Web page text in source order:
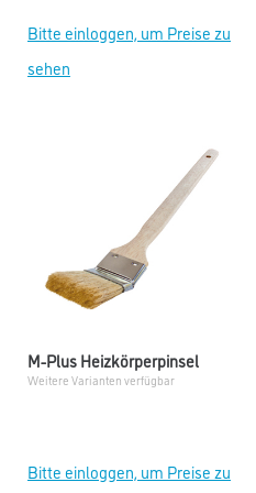
Bitte einloggen, um Preise zu
sehen
M-Plus Heizkörperpinsel
Weitere Varianten verfügbar
Bitte einloggen, um Preise zu